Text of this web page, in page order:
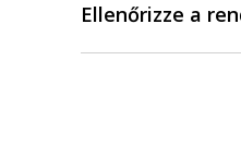
Ellenőrizze a